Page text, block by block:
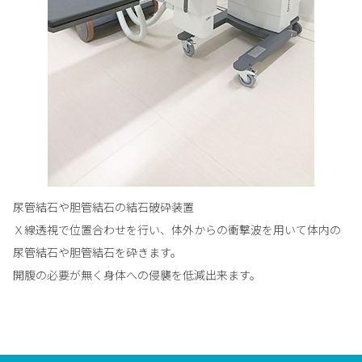
尿管結石や胆管結石の結石破砕装置
Ｘ線透視で位置合わせを行い、体外からの衝撃波を用いて体内の
尿管結石や胆管結石を砕きます。
開腹の必要が無く身体への侵襲を低減出来ます。